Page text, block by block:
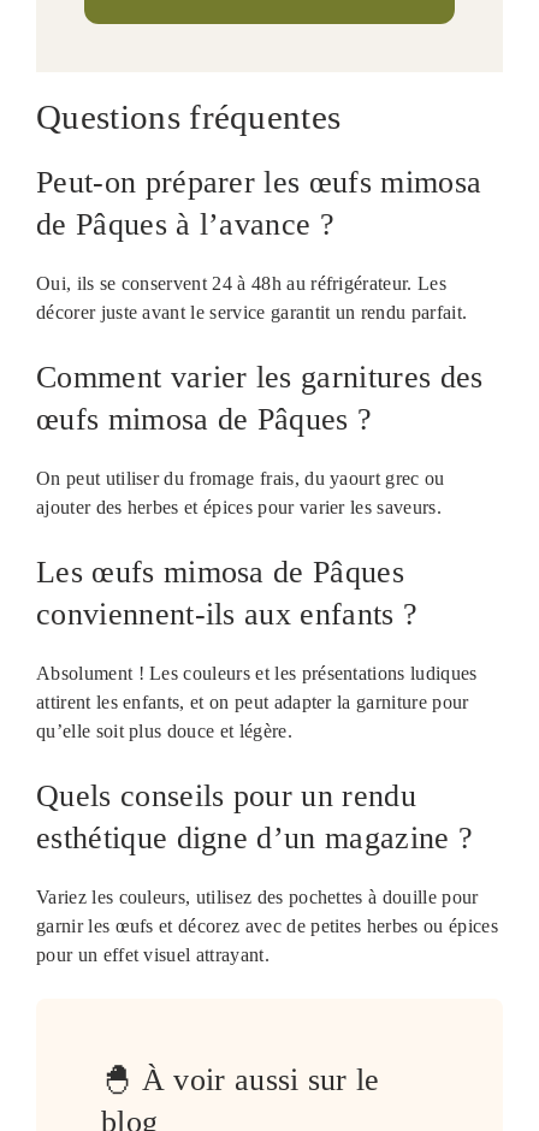
Questions fréquentes
Peut-on préparer les œufs mimosa
de Pâques à l’avance ?
Oui, ils se conservent 24 à 48h au réfrigérateur. Les
décorer juste avant le service garantit un rendu parfait.
Comment varier les garnitures des
œufs mimosa de Pâques ?
On peut utiliser du fromage frais, du yaourt grec ou
ajouter des herbes et épices pour varier les saveurs.
Les œufs mimosa de Pâques
conviennent-ils aux enfants ?
Absolument ! Les couleurs et les présentations ludiques
attirent les enfants, et on peut adapter la garniture pour
qu’elle soit plus douce et légère.
Quels conseils pour un rendu
esthétique digne d’un magazine ?
Variez les couleurs, utilisez des pochettes à douille pour
garnir les œufs et décorez avec de petites herbes ou épices
pour un effet visuel attrayant.
🐣 À voir aussi sur le
blog